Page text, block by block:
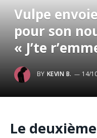
Vulpe
pour son
« J’te
BY KEVIN B. 14/
Le